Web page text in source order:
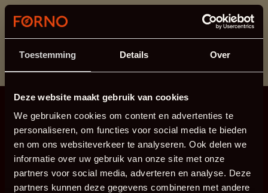
Toestemming Details Over
Deze website maakt gebruik van cookies
We gebruiken cookies om content en advertenties te
personaliseren, om functies voor social media te bieden
en om ons websiteverkeer te analyseren. Ook delen we
informatie over uw gebruik van onze site met onze
partners voor social media, adverteren en analyse. Deze
partners kunnen deze gegevens combineren met andere
Ten dział jest obecnie w konserwacji. Jeśli brakuje Ci
informacji.
możesz zadzwonić pod numer +31 413 351 272 lub